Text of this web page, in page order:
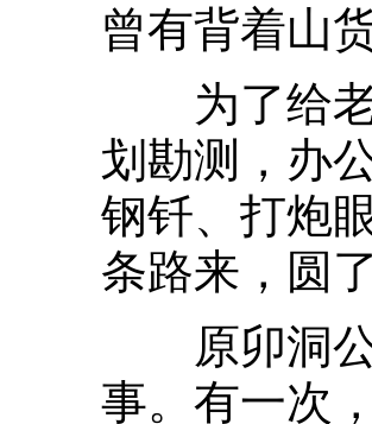
曾有背着山
为了给老
划勘测，办
钢钎、打炮
条路来，圆
原卯洞公
事。有一次